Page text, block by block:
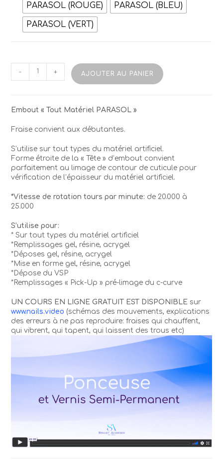
PARASOL (ROUGE) PARASOL (BLEU)
PARASOL (VERT)
quantité
Parasol"
- + AJOUTER AU PANIER
Embout « Tout Matériel PARASOL »
Fraise convient aux débutantes.
S’utilise sur tout types du matériel artificiel.
Forme étroite de la « Tête » d’embout convient
parfaitement au limage de contour de cuticule pour
vérification de l’épaisseur du matériel artificiel.
*Vitesse de rotation tours par minute: de 20.000 à
25.000
S’utilise pour:
* Sur tout types du matériel artificiel
*Remplissages gel, résine, acrygel
*Déposes gel, résine, acrygel
*Mise en forme gel, résine, acrygel
*Dépose du VSP
*Remplissages « Pick-Up » pré-limage du c-curve
UN COURS EN LIGNE GRATUIT EST DISPONIBLE sur
www.nails.video (schémas des mouvements, explications
des erreurs à ne pas reproduire: fraises qui chauffent,
qui vibrent, qui tapent, qui laissent des trous etc)